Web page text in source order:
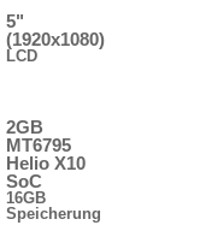
5"
(1920x1080)
LCD
2GB
MT6795
Helio X10
SoC
16GB
Speicherung